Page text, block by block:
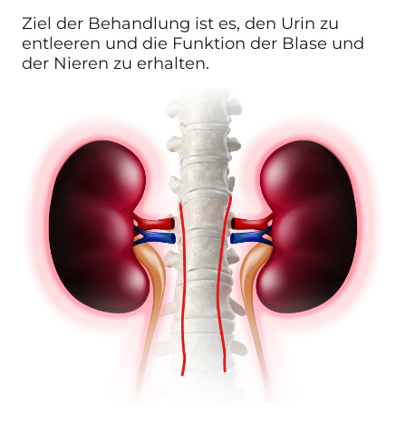
Ziel der Behandlung ist es, den Urin zu
entleeren und die Funktion der Blase und
der Nieren zu erhalten.